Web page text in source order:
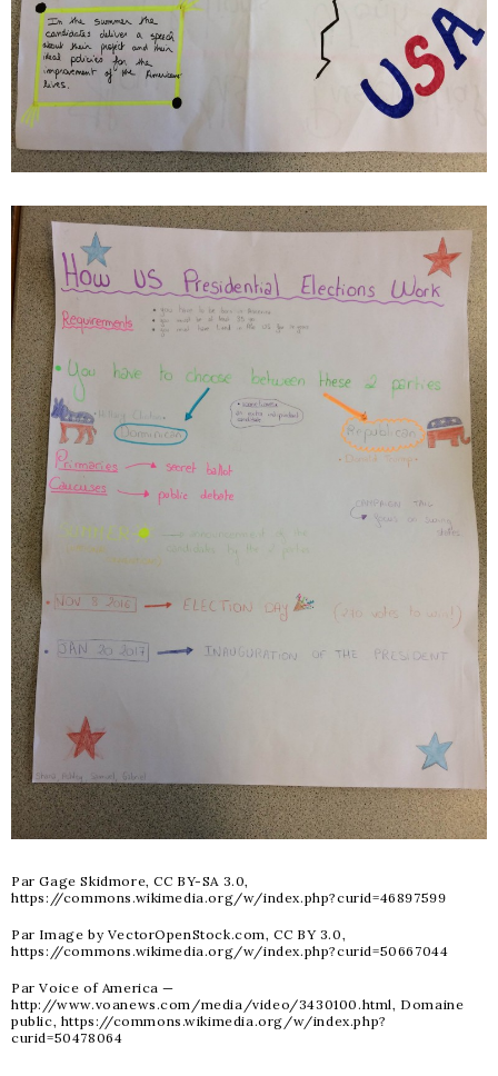
Par Gage Skidmore, CC BY-SA 3.0,
https://commons.wikimedia.org/w/index.php?curid=46897599
Par Image by VectorOpenStock.com, CC BY 3.0,
https://commons.wikimedia.org/w/index.php?curid=50667044
Par Voice of America —
http://www.voanews.com/media/video/3430100.html, Domaine
public, https://commons.wikimedia.org/w/index.php?
curid=50478064